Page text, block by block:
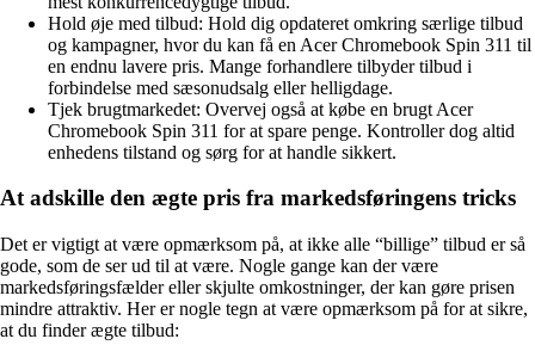
Hold øje med tilbud: Hold dig opdateret omkring særlige tilbud
og kampagner, hvor du kan få en Acer Chromebook Spin 311 til
en endnu lavere pris. Mange forhandlere tilbyder tilbud i
forbindelse med sæsonudsalg eller helligdage.
Tjek brugtmarkedet: Overvej også at købe en brugt Acer
Chromebook Spin 311 for at spare penge. Kontroller dog altid
enhedens tilstand og sørg for at handle sikkert.
At adskille den ægte pris fra markedsføringens tricks
Det er vigtigt at være opmærksom på, at ikke alle “billige” tilbud er så
gode, som de ser ud til at være. Nogle gange kan der være
markedsføringsfælder eller skjulte omkostninger, der kan gøre prisen
mindre attraktiv. Her er nogle tegn at være opmærksom på for at sikre,
at du finder ægte tilbud: